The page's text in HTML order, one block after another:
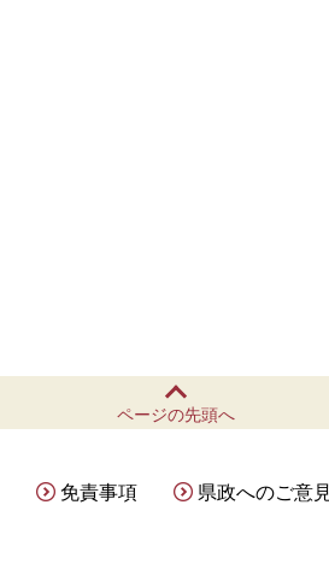
ページの先頭へ
免責事項 県政へのご意